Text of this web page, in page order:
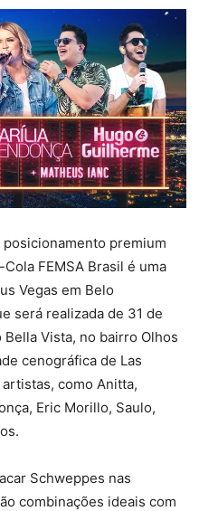
premium
FEMSA Brasil é uma
Vegas em Belo
será realizada de 31 de
Vista, no bairro Olhos
cenográfica de Las
como Anitta,
Eric Morillo, Saulo,
Schweppes nas
combinações ideais com